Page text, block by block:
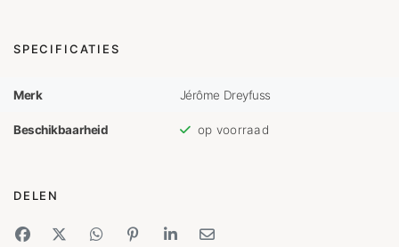
SPECIFICATIES
Merk Jérôme Dreyfuss
Beschikbaarheid op voorraad
DELEN